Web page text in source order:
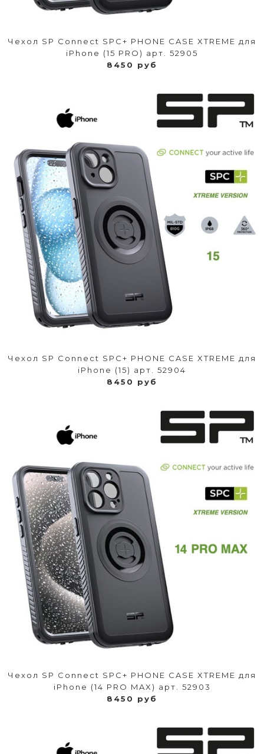
Чехол SP Connect SPC+ PHONE CASE XTREME для
iPhone (15 PRO) арт. 52905
8450 руб
Чехол SP Connect SPC+ PHONE CASE XTREME для
iPhone (15) арт. 52904
8450 руб
Чехол SP Connect SPC+ PHONE CASE XTREME для
iPhone (14 PRO MAX) арт. 52903
8450 руб